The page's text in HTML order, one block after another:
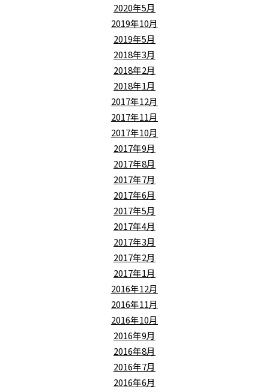
2020年5月
2019年10月
2019年5月
2018年3月
2018年2月
2018年1月
2017年12月
2017年11月
2017年10月
2017年9月
2017年8月
2017年7月
2017年6月
2017年5月
2017年4月
2017年3月
2017年2月
2017年1月
2016年12月
2016年11月
2016年10月
2016年9月
2016年8月
2016年7月
2016年6月